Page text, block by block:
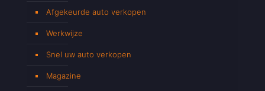
Afgekeurde auto verkopen
Werkwijze
Snel uw auto verkopen
Magazine